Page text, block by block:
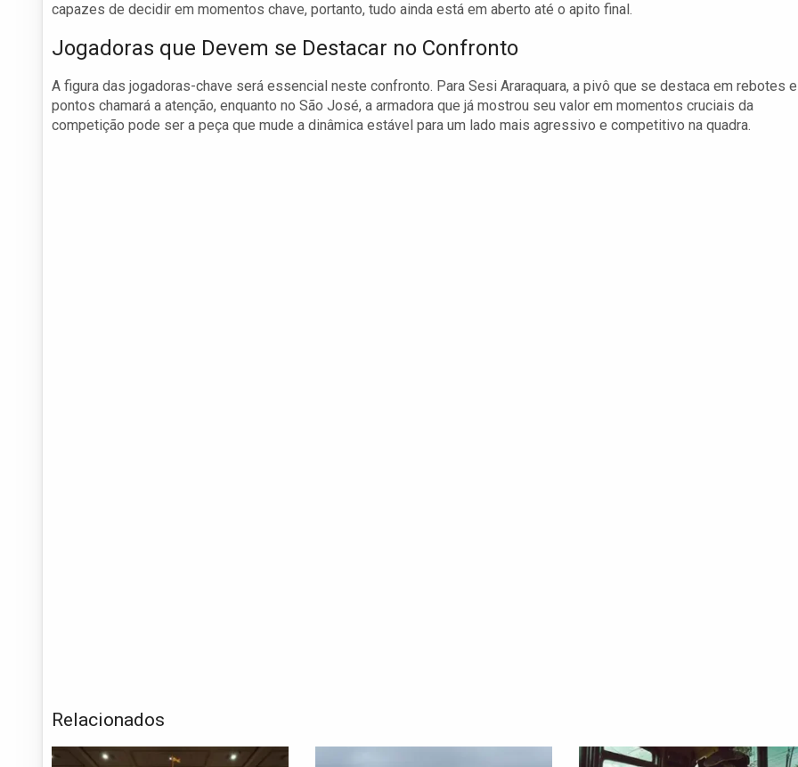
capazes de decidir em momentos chave, portanto, tudo ainda está em aberto até o apito final.
Jogadoras que Devem se Destacar no Confronto
A figura das jogadoras-chave será essencial neste confronto. Para Sesi Araraquara, a pivô que se destaca em rebotes e
pontos chamará a atenção, enquanto no São José, a armadora que já mostrou seu valor em momentos cruciais da
competição pode ser a peça que mude a dinâmica estável para um lado mais agressivo e competitivo na quadra.
Relacionados